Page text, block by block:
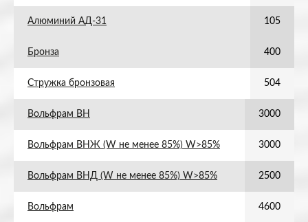
Алюминий АД-31 105
Бронза 400
Стружка бронзовая 504
Вольфрам ВН 3000
Вольфрам ВНЖ (W не менее 85%) W>85% 3000
Вольфрам ВНД (W не менее 85%) W>85% 2500
Вольфрам 4600